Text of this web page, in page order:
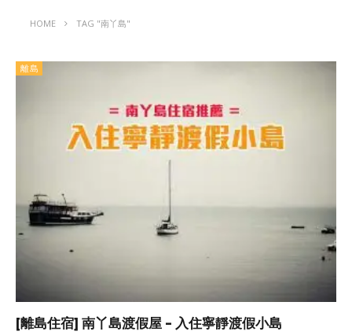
HOME TAG "南丫島"
離島
[離島住宿] 南丫島渡假屋 – 入住寧靜渡假小島